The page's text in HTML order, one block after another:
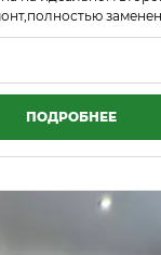
ПОДРОБНЕЕ